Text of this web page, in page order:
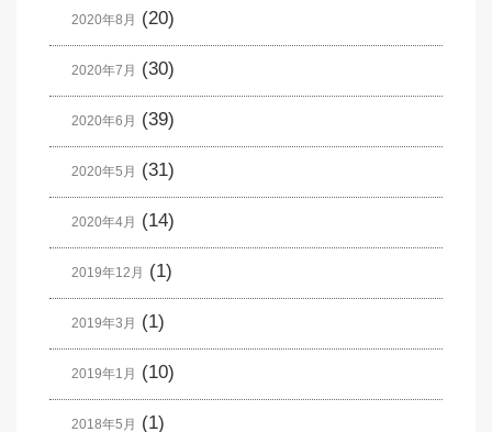
2020年8月 (20)
2020年7月 (30)
2020年6月 (39)
2020年5月 (31)
2020年4月 (14)
2019年12月 (1)
2019年3月 (1)
2019年1月 (10)
2018年5月 (1)